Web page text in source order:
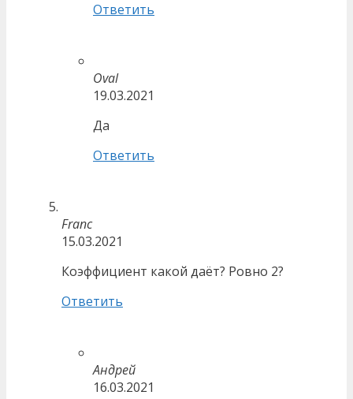
Ответить
Oval
19.03.2021
Да
Ответить
Franc
15.03.2021
Коэффициент какой даёт? Ровно 2?
Ответить
Андрей
16.03.2021